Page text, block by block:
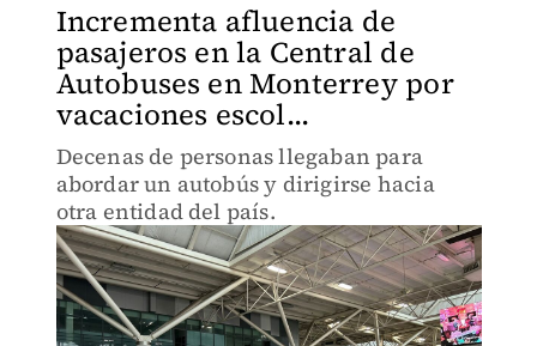
Incrementa afluencia de
pasajeros en la Central de
Autobuses en Monterrey por
vacaciones escol...
Decenas de personas llegaban para
abordar un autobús y dirigirse hacia
otra entidad del país.